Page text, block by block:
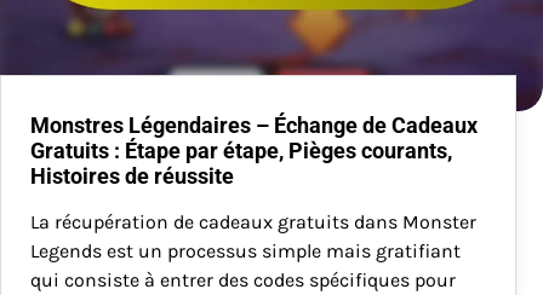
Monstres Légendaires – Échange de Cadeaux
Gratuits : Étape par étape, Pièges courants,
Histoires de réussite
La récupération de cadeaux gratuits dans Monster
Legends est un processus simple mais gratifiant
qui consiste à entrer des codes spécifiques pour